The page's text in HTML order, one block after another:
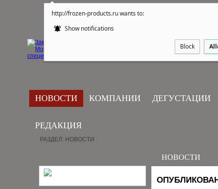
http://frozen-products.ru wants to:
Show notifications
Block
НОВОСТИ КОМПАНИИ ДЕГУСТАЦИИ
РЕДАКЦИЯ
РАЗДЕЛ: НОВОСТИ
НОВОСТИ